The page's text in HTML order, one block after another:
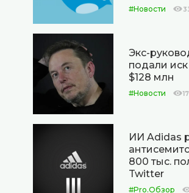
#Новости
Экс-
подали
$128 млн
#Новости
ИИ Adidas
800 тыс.
Twitter
#Pro.Обзор